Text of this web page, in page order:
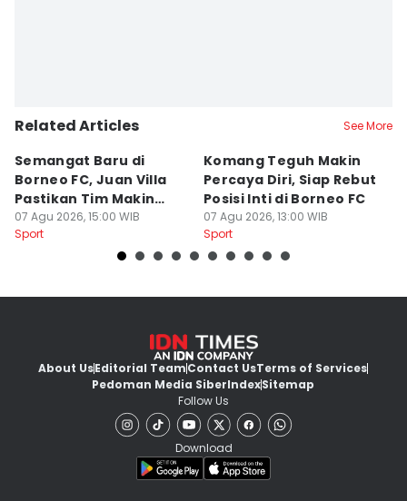
Related Articles See More
Semangat Baru di
Borneo FC, Juan Villa
Pastikan Tim Makin
Kompak
07 Agu 2026, 15:00 WIB
Sport
Komang Teguh Makin
Percaya Diri, Siap Rebut
Posisi Inti di Borneo FC
07 Agu 2026, 13:00 WIB
Sport
About UsEditorial TeamContact UsTerms of Services
Pedoman Media SiberIndexSitemap
Follow Us
Download